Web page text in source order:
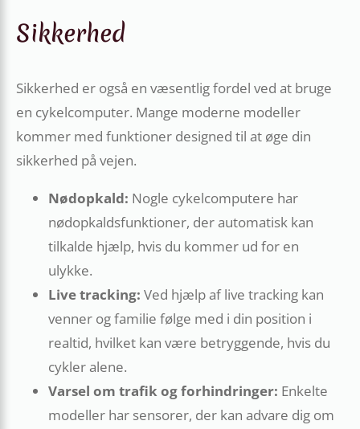
Sikkerhed
Sikkerhed er også en væsentlig fordel ved at bruge
en cykelcomputer. Mange moderne modeller
kommer med funktioner designed til at øge din
sikkerhed på vejen.
Nødopkald: Nogle cykelcomputere har
nødopkaldsfunktioner, der automatisk kan
tilkalde hjælp, hvis du kommer ud for en
ulykke.
Live tracking: Ved hjælp af live tracking kan
venner og familie følge med i din position i
realtid, hvilket kan være betryggende, hvis du
cykler alene.
Varsel om trafik og forhindringer: Enkelte
modeller har sensorer, der kan advare dig om